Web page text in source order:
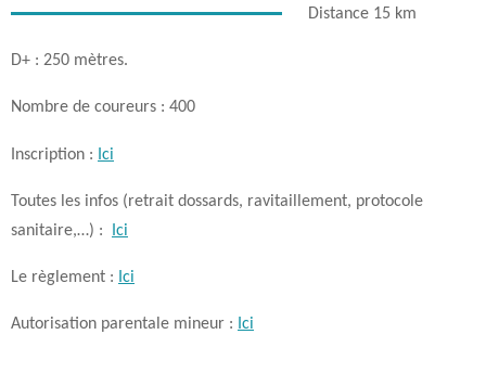
Distance 15 km
D+ : 250 mètres.
Nombre de coureurs : 400
Inscription : Ici
Toutes les infos (retrait dossards, ravitaillement, protocole
sanitaire,…) :
Ici
Le règlement : Ici
Autorisation parentale mineur : Ici